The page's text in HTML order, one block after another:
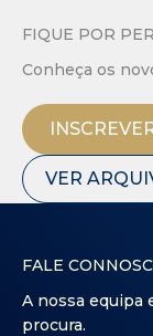
FIQUE POR
Conheça os
VER
FALE
A nossa equipa
procura.